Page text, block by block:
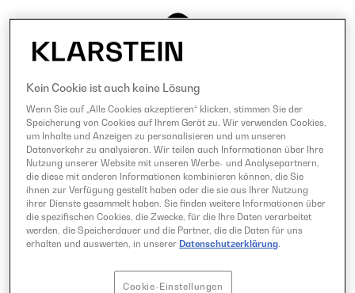
Kein Cookie ist auch keine Lösung
Wenn Sie auf „Alle Cookies akzeptieren“ klicken, stimmen Sie der
Speicherung von Cookies auf Ihrem Gerät zu. Wir verwenden Cookies,
um Inhalte und Anzeigen zu personalisieren und um unseren
Datenverkehr zu analysieren. Wir teilen auch Informationen über Ihre
Nutzung unserer Website mit unseren Werbe- und Analysepartnern,
die diese mit anderen Informationen kombinieren können, die Sie
ihnen zur Verfügung gestellt haben oder die sie aus Ihrer Nutzung
ihrer Dienste gesammelt haben. Sie finden weitere Informationen über
die spezifischen Cookies, die Zwecke, für die Ihre Daten verarbeitet
werden, die Speicherdauer und die Partner, die die Daten für uns
erhalten und auswerten, in unserer Datenschutzerklärung.
Cookie-Einstellungen